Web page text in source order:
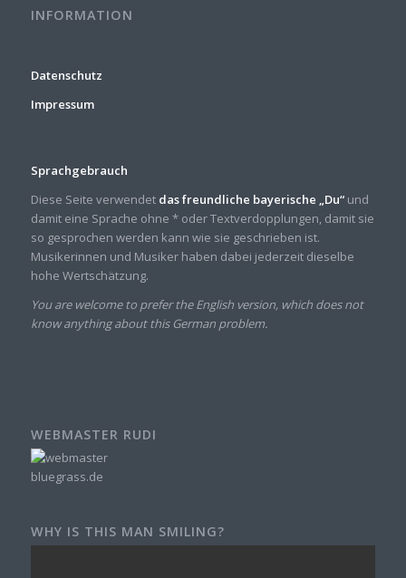
INFORMATION
Datenschutz
Impressum
Sprachgebrauch
Diese Seite verwendet das freundliche bayerische „Du“und
damit eine Sprache ohne * oder Textverdopplungen, damit sie
so gesprochen werden kann wie sie geschrieben ist.
Musikerinnen und Musiker haben dabei jederzeit dieselbe
hohe Wertschätzung.
You are welcome to prefer the English version, which does not
know anything about this German problem.
WEBMASTER RUDI
WHY IS THIS MAN SMILING?